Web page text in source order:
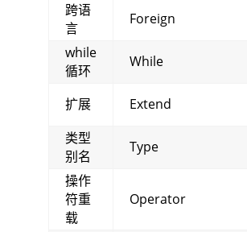
跨语
言
Foreign
while
循环
While
扩展
Extend
类型
别名
Type
操作
符重
载
Operator